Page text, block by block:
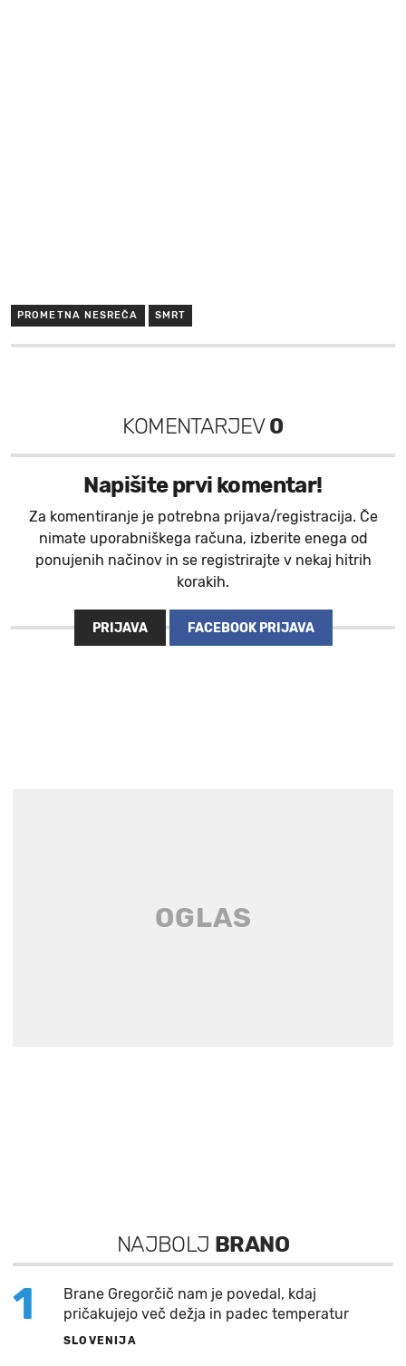
PROMETNA NESREČA SMRT
KOMENTARJEV0
Napišite prvi komentar!
Za komentiranje je potrebna prijava/registracija. Če
nimate uporabniškega računa, izberite enega od
ponujenih načinov in se registrirajte v nekaj hitrih
korakih.
PRIJAVA FACEBOOK PRIJAVA
NAJBOLJ BRANO
1
Brane Gregorčič nam je povedal, kdaj
pričakujejo več dežja in padec temperatur
SLOVENIJA